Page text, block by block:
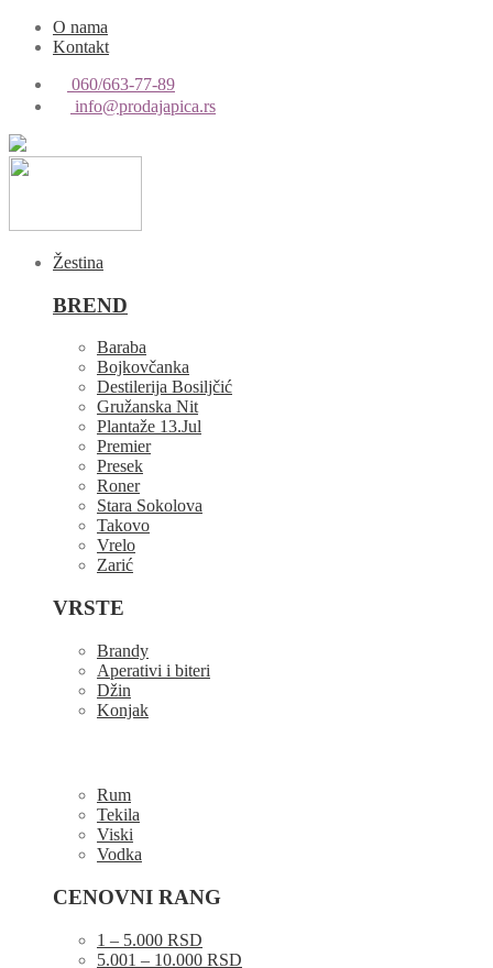
O nama
Kontakt
060/663-77-89
info@prodajapica.rs
Žestina
BREND
Baraba
Bojkovčanka
Destilerija Bosiljčić
Gružanska Nit
Plantaže 13.Jul
Premier
Presek
Roner
Stara Sokolova
Takovo
Vrelo
Zarić
VRSTE
Brandy
Aperativi i biteri
Džin
Konjak
Rum
Tekila
Viski
Vodka
CENOVNI RANG
1 – 5.000 RSD
5.001 – 10.000 RSD